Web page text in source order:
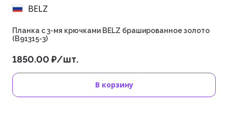
BELZ
Планка с 3-мя крючками BELZ брашированное золото
(B91315-3)
1850.00 ₽/шт.
В корзину